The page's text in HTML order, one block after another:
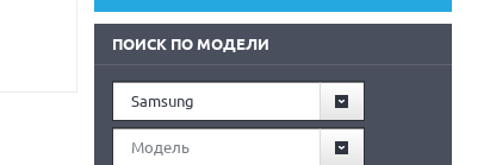
ПОИСК ПО МОДЕЛИ
Samsung
Модель